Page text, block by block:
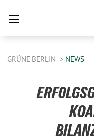
GRÜNE BERLIN NEWS